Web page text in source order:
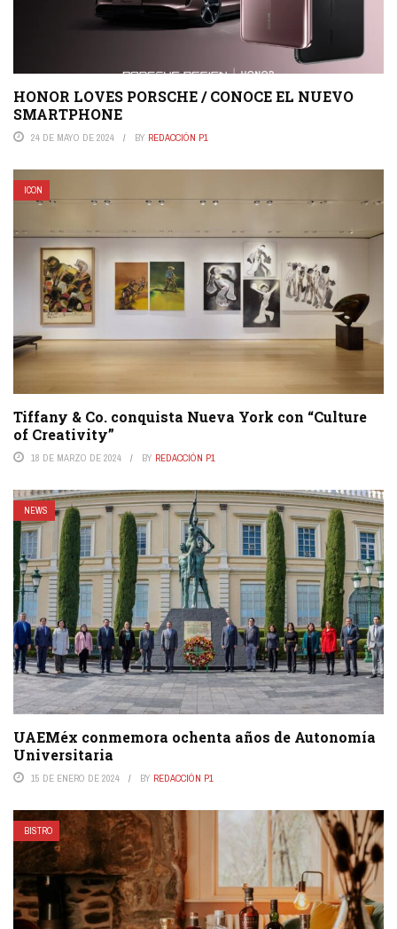
HONOR LOVES PORSCHE / CONOCE EL NUEVO
SMARTPHONE
24 DE MAYO DE 2024 BY REDACCIÓN P1
ICON
Tiffany & Co. conquista Nueva York con “Culture
of Creativity”
18 DE MARZO DE 2024 BY REDACCIÓN P1
NEWS
UAEMéx conmemora ochenta años de Autonomía
Universitaria
15 DE ENERO DE 2024 BY REDACCIÓN P1
BISTRO